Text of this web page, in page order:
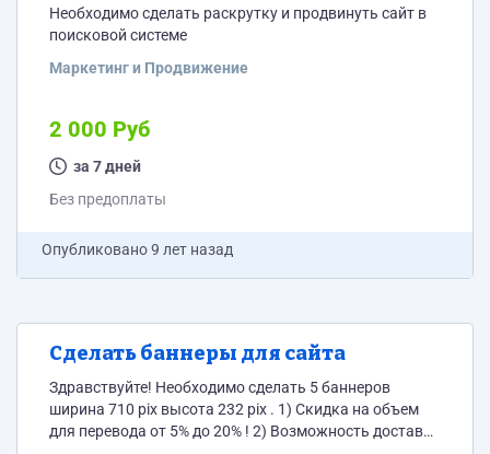
Необходимо сделать раскрутку и продвинуть сайт в
поисковой системе
Маркетинг и Продвижение
2 000 Руб
за 7 дней
Без предоплаты
Опубликовано9 лет назад
Сделать баннеры для сайта
Здравствуйте! Необходимо сделать 5 баннеров
ширина 710 pix высота 232 pix . 1) Скидка на объем
для перевода от 5% до 20% ! 2) Возможность доставки